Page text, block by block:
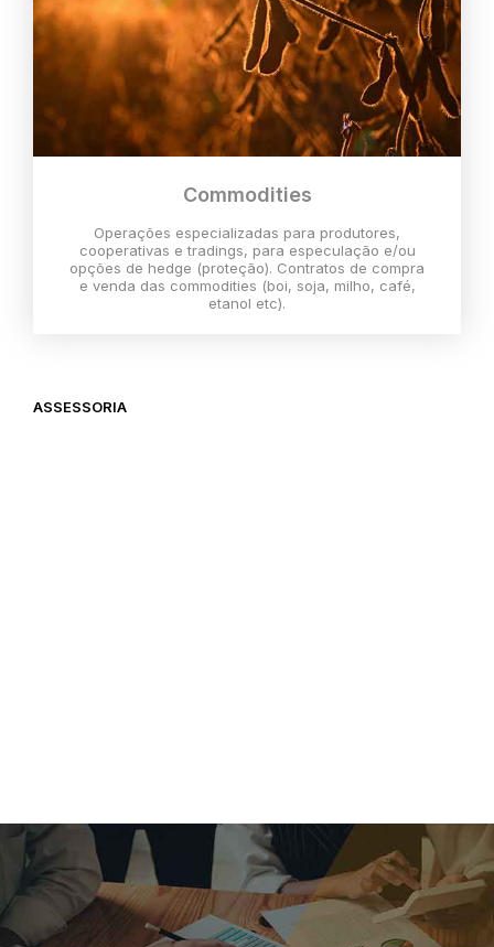
Commodities
Operações especializadas para produtores,
cooperativas e tradings, para especulação e/ou
opções de hedge (proteção). Contratos de compra
e venda das commodities (boi, soja, milho, café,
etanol etc).
ASSESSORIA